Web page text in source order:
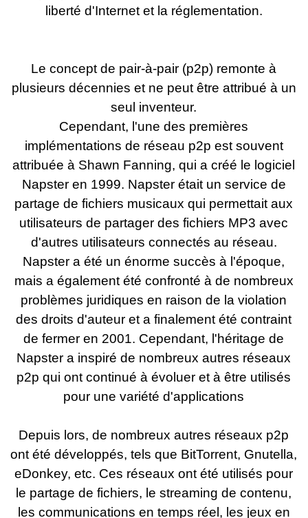
liberté d'Internet et la réglementation.
Le concept de pair-à-pair (p2p) remonte à
plusieurs décennies et ne peut être attribué à un
seul inventeur.
Cependant, l'une des premières
implémentations de réseau p2p est souvent
attribuée à Shawn Fanning, qui a créé le logiciel
Napster en 1999. Napster était un service de
partage de fichiers musicaux qui permettait aux
utilisateurs de partager des fichiers MP3 avec
d'autres utilisateurs connectés au réseau.
Napster a été un énorme succès à l'époque,
mais a également été confronté à de nombreux
problèmes juridiques en raison de la violation
des droits d'auteur et a finalement été contraint
de fermer en 2001. Cependant, l'héritage de
Napster a inspiré de nombreux autres réseaux
p2p qui ont continué à évoluer et à être utilisés
pour une variété d'applications
Depuis lors, de nombreux autres réseaux p2p
ont été développés, tels que BitTorrent, Gnutella,
eDonkey, etc. Ces réseaux ont été utilisés pour
le partage de fichiers, le streaming de contenu,
les communications en temps réel, les jeux en